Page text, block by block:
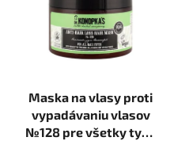
Maska na vlasy proti
vypadávaniu vlasov
№128 pre všetky typy